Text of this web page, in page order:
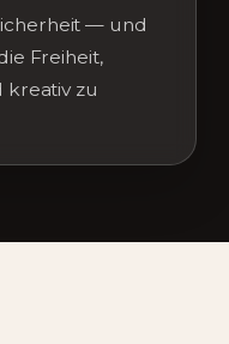
— und
Freiheit,
kreativ zu